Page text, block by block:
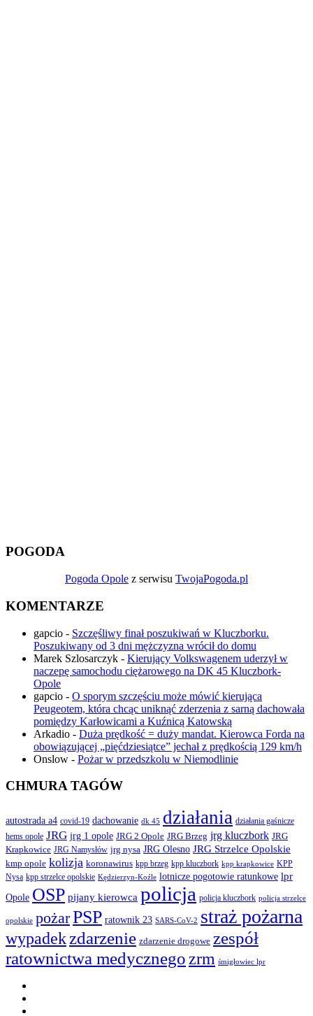
POGODA
Pogoda Opole z serwisu TwojaPogoda.pl
KOMENTARZE
gapcio - Szczęśliwy finał poszukiwań w Kluczborku.
Poszukiwany od 3 dni mężczyzna wrócił do domu
Marek Szlosarczyk - Kierujący Volkswagenem uderzył w
naczepę samochodu ciężarowego na DK 45 Kluczbork-
Opole
gapcio - O sporym szczęściu może mówić kierująca
Peugeotem, która chcąc uniknąć zderzenia z sarną dachowała
pomiędzy Karłowicami a Kuźnicą Katowską
Arkadio - Duża prędkość = duży mandat. Kierowca Forda na
obowiązującej „pięćdziesiątce” jechał z prędkością 129 km/h
Onslow - Pożar w przedszkolu w Niemodlinie
CHMURA TAGÓW
autostrada a4 covid-19 dachowanie dk 45 działania działania gaśnicze
hems opole JRG jrg 1 opole JRG 2 Opole JRG Brzeg jrg kluczbork JRG
Krapkowice JRG Namysłów jrg nysa JRG Olesno JRG Strzelce Opolskie
kmp opole kolizja koronawirus kpp brzeg kpp kluczbork kpp krapkowice KPP
Nysa kpp strzelce opolskie Kędzierzyn-Koźle lotnicze pogotowie ratunkowe lpr
Opole OSP pijany kierowca policja policja kluczbork policja strzelce
opolskie pożarPSP ratownik 23 SARS-CoV-2 straż pożarna
wypadekzdarzenie zdarzenie drogowe zespół
ratownictwa medycznego zrm śmigłowiec lpr